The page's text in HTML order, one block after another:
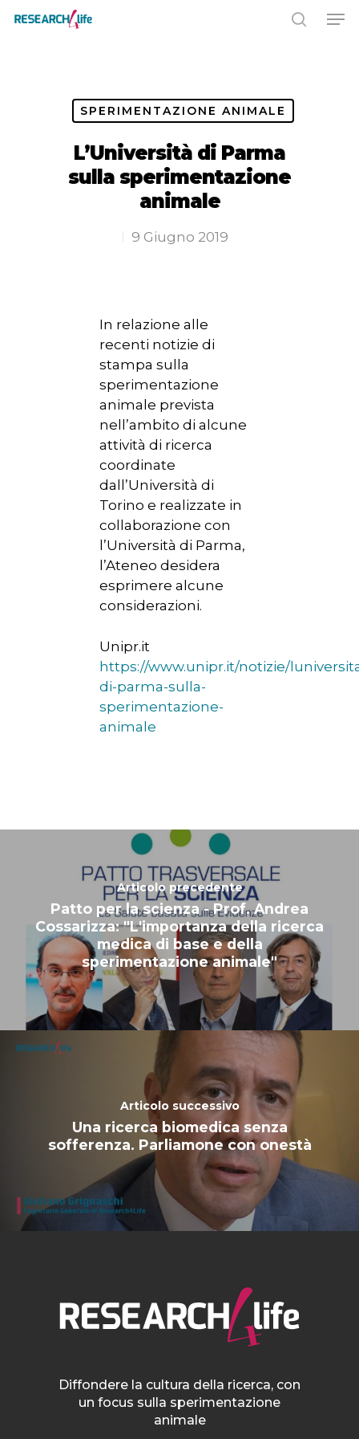
per chiudere
SPERIMENTAZIONE ANIMALE
L’Università di Parma
sulla sperimentazione
animale
9 Giugno 2019
In relazione alle
recenti notizie di
stampa sulla
sperimentazione
animale prevista
nell’ambito di alcune
attività di ricerca
coordinate
dall’Università di
Torino e realizzate in
collaborazione con
l’Università di Parma,
l’Ateneo desidera
esprimere alcune
considerazioni.
Unipr.it
https://www.unipr.it/notizie/
di-parma-sulla-
sperimentazione-
animale
Articolo precedente
Patto per la scienza - Prof. Andrea
Cossarizza: "L'importanza della ricerca
medica di base e della
sperimentazione animale"
Articolo successivo
Una ricerca biomedica senza
sofferenza. Parliamone con onestà
Diffondere la cultura della ricerca, con
un focus sulla sperimentazione
animale
NORMATIVA
CONTATTI